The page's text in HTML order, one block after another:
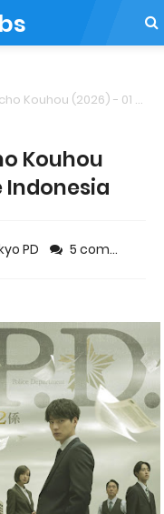
(2026) - 01 Subtitle Indonesia
Kouhou
Indonesia
PD 5 comments